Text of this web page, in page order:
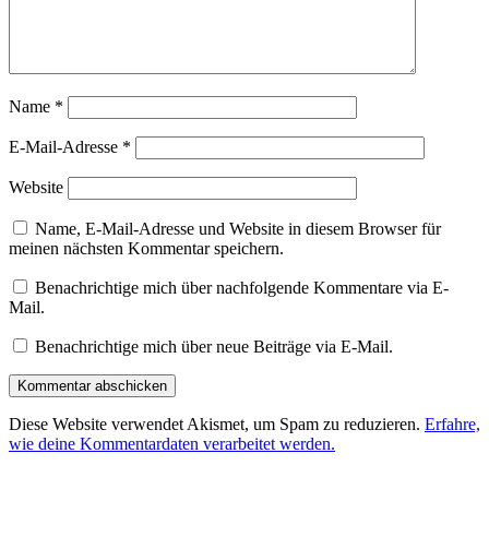
Name *
E-Mail-Adresse *
Website
Name, E-Mail-Adresse und Website in diesem Browser für
meinen nächsten Kommentar speichern.
Benachrichtige mich über nachfolgende Kommentare via E-
Mail.
Benachrichtige mich über neue Beiträge via E-Mail.
Diese Website verwendet Akismet, um Spam zu reduzieren. Erfahre,
wie deine Kommentardaten verarbeitet werden.